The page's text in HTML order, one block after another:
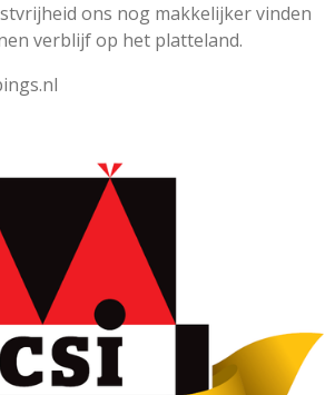
ons nog makkelijker vinden
verblijf op het platteland.